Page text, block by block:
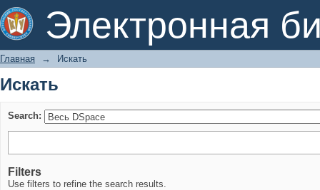
Электронная
Искать
Главная → Искать
Искать
Search:
Filters
Use filters to refine the search results.